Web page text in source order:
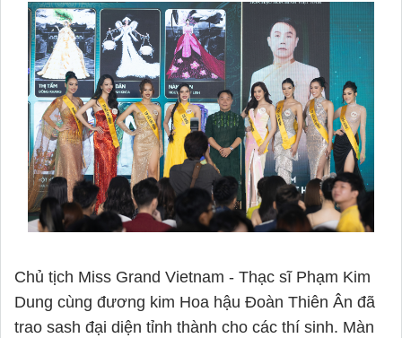
Chủ tịch Miss Grand Vietnam - Thạc sĩ Phạm Kim
Dung cùng đương kim Hoa hậu Đoàn Thiên Ân đã
trao sash đại diện tỉnh thành cho các thí sinh. Màn